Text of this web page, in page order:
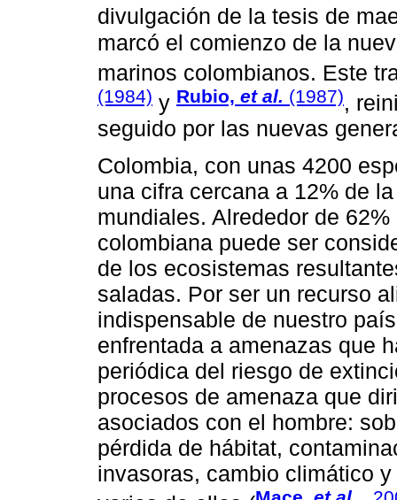
divulgación de la tesis de
marcó el comienzo de la
marinos colombianos. Este
(1984) y Rubio, et al. (1987),
seguido por las nuevas
Colombia, con unas 4200
una cifra cercana a 12% de
mundiales. Alrededor de
colombiana puede ser
de los ecosistemas
saladas. Por ser un recurso
indispensable de nuestro
enfrentada a amenazas que
periódica del riesgo de
procesos de amenaza que
asociados con el hombre:
pérdida de hábitat,
invasoras, cambio climático